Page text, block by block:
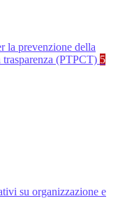
la prevenzione della
(PTPCT) 5
su organizzazione e